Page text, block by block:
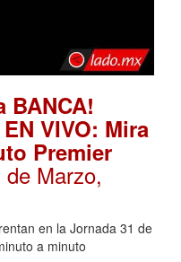
BANCA!
VIVO: Mira
Premier
de Marzo,
en la Jornada 31 de
a minuto